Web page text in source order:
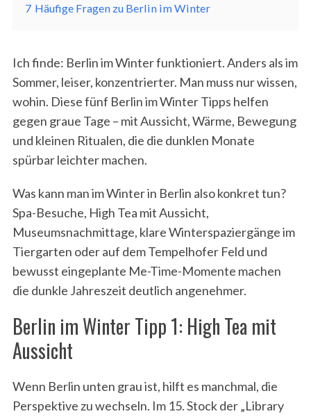
7 Häufige Fragen zu Berlin im Winter
Ich finde: Berlin im Winter funktioniert. Anders als im
Sommer, leiser, konzentrierter. Man muss nur wissen,
wohin. Diese fünf Berlin im Winter Tipps helfen
gegen graue Tage – mit Aussicht, Wärme, Bewegung
und kleinen Ritualen, die die dunklen Monate
spürbar leichter machen.
Was kann man im Winter in Berlin also konkret tun?
Spa-Besuche, High Tea mit Aussicht,
Museumsnachmittage, klare Winterspaziergänge im
Tiergarten oder auf dem Tempelhofer Feld und
bewusst eingeplante Me-Time-Momente machen
die dunkle Jahreszeit deutlich angenehmer.
Berlin im Winter Tipp 1: High Tea mit
Aussicht
Wenn Berlin unten grau ist, hilft es manchmal, die
Perspektive zu wechseln. Im 15. Stock der „Library